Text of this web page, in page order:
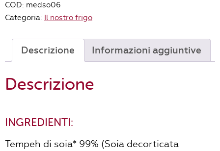
COD: medso06
Categoria: Il nostro frigo
Descrizione Informazioni aggiuntive
Descrizione
INGREDIENTI:
Tempeh di soia* 99% (Soia decorticata